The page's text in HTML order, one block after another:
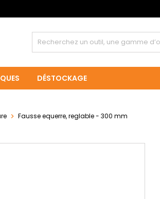
DÉSTOCKAGE
Fausse equerre, reglable - 300 mm